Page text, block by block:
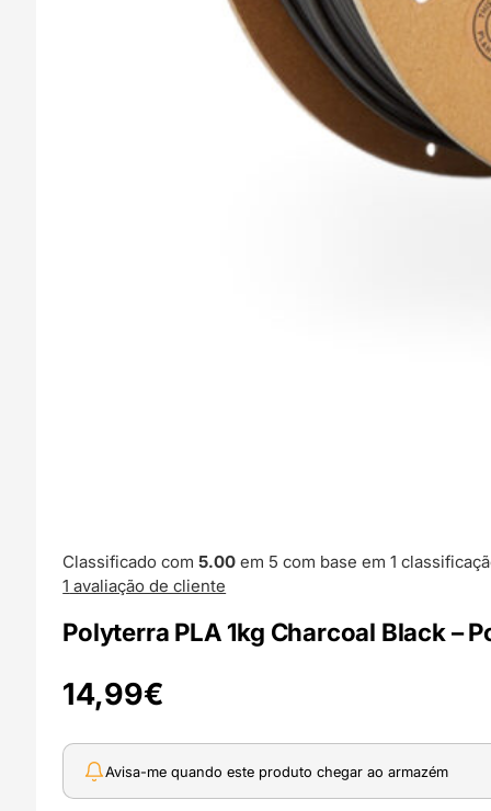
Classificado com5.00 em 5 com base em1
1 avaliação de cliente
Polyterra PLA 1kg Charcoal Black –
14,99€
Avisa-me quando este produto chegar ao armazém